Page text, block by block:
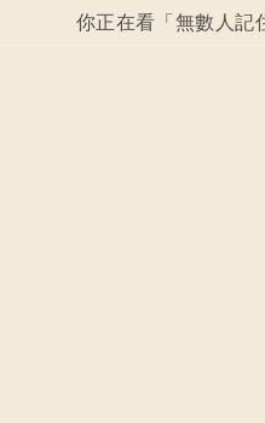
你正在看「